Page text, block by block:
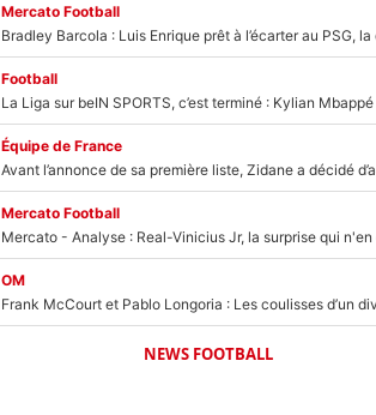
Mercato Football
Football
Équipe de France
Mercato Football
OM
NEWS FOOTBALL